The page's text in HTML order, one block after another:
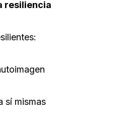
resiliencia
sí mismas